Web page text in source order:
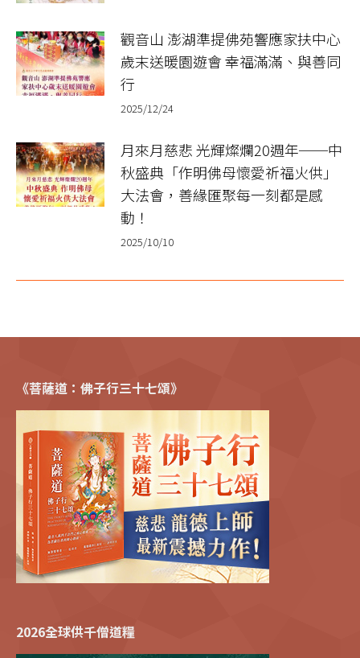
觀音山 澎湖準提佛苑響應家扶中心
歲末送暖園遊會 幸福滿滿、與善同
行
2025/12/24
月來月慈悲 光輝燦爛20週年──中
秋盛典「作明佛母懷愛祈福火供」
大法會，善緣匯聚每一刻都是感
動！
2025/10/10
《菩薩道：佛子行三十七頌》
2026全球供千僧道糧